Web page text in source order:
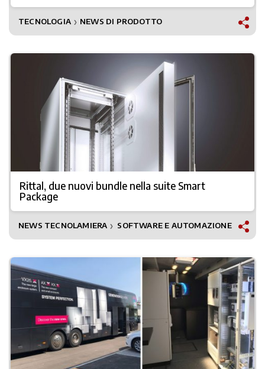
TECNOLOGIA ❯ NEWS DI PRODOTTO
Rittal, due nuovi bundle nella suite Smart
Package
NEWS TECNOLAMIERA ❯ SOFTWARE E AUTOMAZIONE